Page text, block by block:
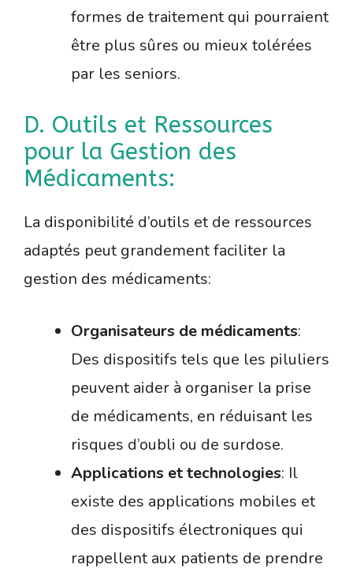
formes de traitement qui pourraient
être plus sûres ou mieux tolérées
par les seniors.
D. Outils et Ressources
pour la Gestion des
Médicaments:
La disponibilité d’outils et de ressources
adaptés peut grandement faciliter la
gestion des médicaments:
Organisateurs de médicaments:
Des dispositifs tels que les piluliers
peuvent aider à organiser la prise
de médicaments, en réduisant les
risques d’oubli ou de surdose.
Applications et technologies: Il
existe des applications mobiles et
des dispositifs électroniques qui
rappellent aux patients de prendre